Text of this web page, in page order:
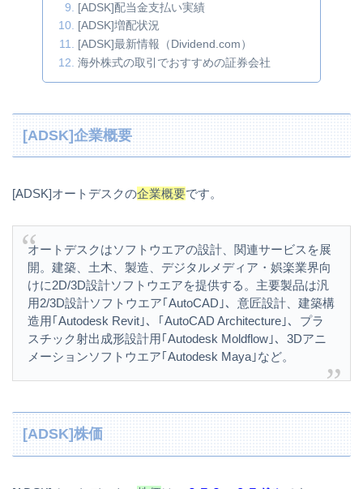
[ADSK]配当金支払い実績
[ADSK]増配状況
[ADSK]最新情報（Dividend.com）
海外株式の取引でおすすめの証券会社
[ADSK]企業概要
[ADSK]オートデスクの企業概要です。
オートデスクはソフトウエアの設計、関連サービスを展
開。建築、土木、製造、デジタルメディア・娯楽業界向
けに2D/3D設計ソフトウエアを提供する。主要製品は汎
用2/3D設計ソフトウエア｢AutoCAD｣、意匠設計、建築構
造用｢Autodesk Revit｣、｢AutoCAD Architecture｣、プラ
スチック射出成形設計用｢Autodesk Moldflow｣、3Dアニ
メーションソフトウエア｢Autodesk Maya｣など。
[ADSK]株価